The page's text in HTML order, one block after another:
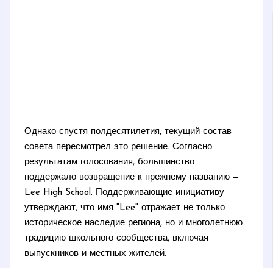
Однако спустя полдесятилетия, текущий состав
совета пересмотрел это решение. Согласно
результатам голосования, большинство
поддержало возвращение к прежнему названию —
Lee High School. Поддерживающие инициативу
утверждают, что имя "Lee" отражает не только
историческое наследие региона, но и многолетнюю
традицию школьного сообщества, включая
выпускников и местных жителей.